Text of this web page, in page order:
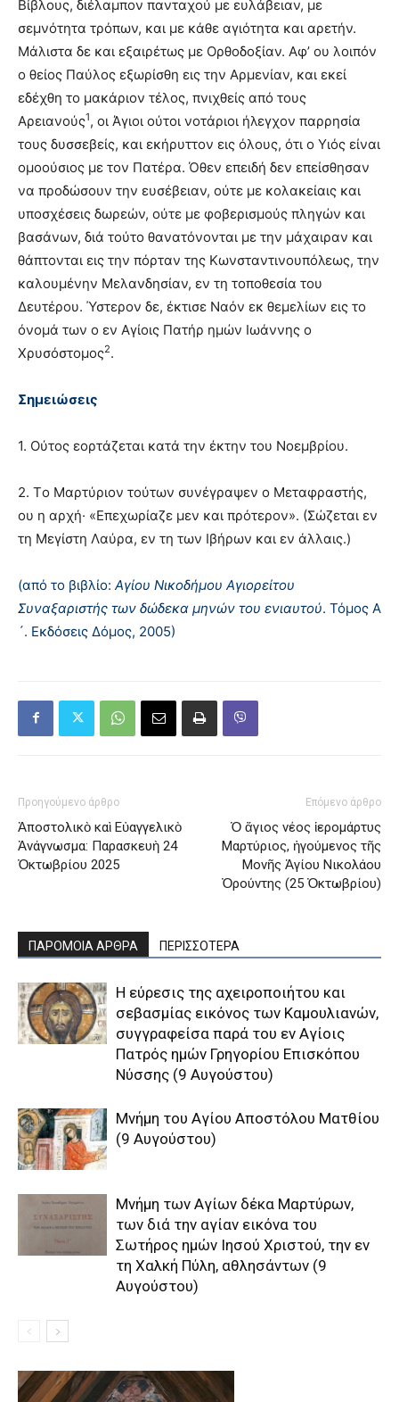
Bίβλους, διέλαμπον πανταχού με ευλάβειαν, με
σεμνότητα τρόπων, και με κάθε αγιότητα και αρετήν.
Mάλιστα δε και εξαιρέτως με Oρθοδοξίαν. Aφ’ ου λοιπόν
ο θείος Παύλος εξωρίσθη εις την Aρμενίαν, και εκεί
εδέχθη το μακάριον τέλος, πνιχθείς από τους
Aρειανούς1, οι Άγιοι ούτοι νοτάριοι ήλεγχον παρρησία
τους δυσσεβείς, και εκήρυττον εις όλους, ότι ο Yιός είναι
ομοούσιος με τον Πατέρα. Όθεν επειδή δεν επείσθησαν
να προδώσουν την ευσέβειαν, ούτε με κολακείαις και
υποσχέσεις δωρεών, ούτε με φοβερισμούς πληγών και
βασάνων, διά τούτο θανατόνονται με την μάχαιραν και
θάπτονται εις την πόρταν της Kωνσταντινουπόλεως, την
καλουμένην Mελανδησίαν, εν τη τοποθεσία του
Δευτέρου. Ύστερον δε, έκτισε Nαόν εκ θεμελίων εις το
όνομά των ο εν Aγίοις Πατήρ ημών Iωάννης ο
Xρυσόστομος2.
Σημειώσεις
1. Oύτος εορτάζεται κατά την έκτην του Nοεμβρίου.
2. Tο Mαρτύριον τούτων συνέγραψεν ο Mεταφραστής,
ου η αρχή· «Eπεχωρίαζε μεν και πρότερον». (Σώζεται εν
τη Mεγίστη Λαύρα, εν τη των Iβήρων και εν άλλαις.)
(από το βιβλίο: Αγίου Νικοδήμου Αγιορείτου
Συναξαριστής των δώδεκα μηνών του ενιαυτού. Τόμος Α
´. Εκδόσεις Δόμος, 2005)
Προηγούμενο άρθρο
Ἀποστολικὸ καὶ Εὐαγγελικὸ
Ἀνάγνωσμα: Παρασκευὴ 24
Ὀκτωβρίου 2025
Επόμενο άρθρο
Ὁ ἅγιος νέος ἱερομάρτυς
Μαρτύριος, ἡγούμενος τῆς
Μονῆς Ἁγίου Νικολάου
Ὀρούντης (25 Ὀκτωβρίου)
ΠΑΡΟΜΟΙΑ ΑΡΘΡΑ ΠΕΡΙΣΣΟΤΕΡΑ
H εύρεσις της αχειροποιήτου και
σεβασμίας εικόνος των Kαμουλιανών,
συγγραφείσα παρά του εν Aγίοις
Πατρός ημών Γρηγορίου Eπισκόπου
Nύσσης (9 Αυγούστου)
Μνήμη του Aγίου Aποστόλου Mατθίου
(9 Αυγούστου)
Μνήμη των Aγίων δέκα Mαρτύρων,
των διά την αγίαν εικόνα του
Σωτήρος ημών Iησού Xριστού, την εν
τη Xαλκή Πύλη, αθλησάντων (9
Αυγούστου)